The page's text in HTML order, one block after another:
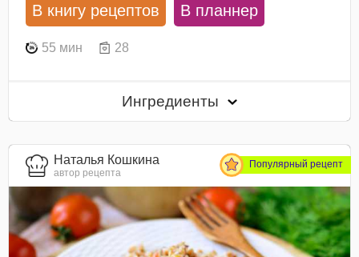
В книгу рецептов В планнер
55 мин 28
Ингредиенты
Наталья Кошкина
автор рецепта
Популярный рецепт